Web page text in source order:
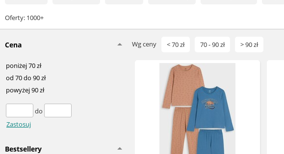
Oferty: 1000+
Cena
poniżej 70 zł
od 70 do 90 zł
powyżej 90 zł
do
Zastosuj
Bestsellery
Wg ceny < 70 zł 70 - 90 zł > 90 zł